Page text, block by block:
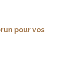
pour vos